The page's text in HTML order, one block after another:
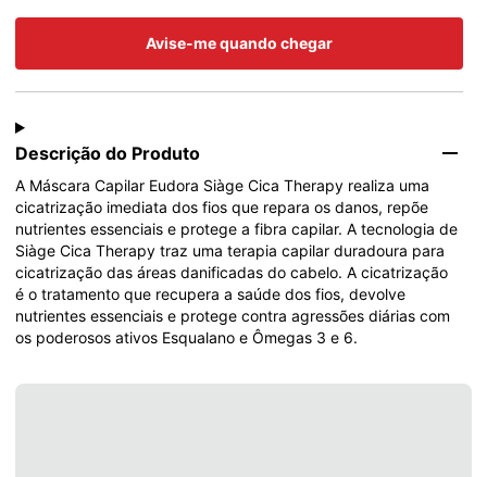
Avise-me quando chegar
Descrição do Produto
A Máscara Capilar Eudora Siàge Cica Therapy realiza uma
cicatrização imediata dos fios que repara os danos, repõe
nutrientes essenciais e protege a fibra capilar. A tecnologia de
Siàge Cica Therapy traz uma terapia capilar duradoura para
cicatrização das áreas danificadas do cabelo. A cicatrização
é o tratamento que recupera a saúde dos fios, devolve
nutrientes essenciais e protege contra agressões diárias com
os poderosos ativos Esqualano e Ômegas 3 e 6.